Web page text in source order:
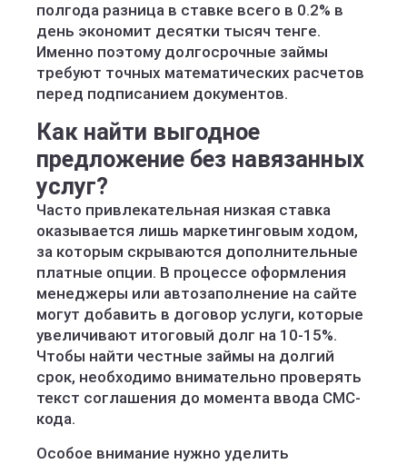
полгода разница в ставке всего в 0.2% в
день экономит десятки тысяч тенге.
Именно поэтому долгосрочные займы
требуют точных математических расчетов
перед подписанием документов.
Как найти выгодное
предложение без навязанных
услуг?
Часто привлекательная низкая ставка
оказывается лишь маркетинговым ходом,
за которым скрываются дополнительные
платные опции. В процессе оформления
менеджеры или автозаполнение на сайте
могут добавить в договор услуги, которые
увеличивают итоговый долг на 10-15%.
Чтобы найти честные займы на долгий
срок, необходимо внимательно проверять
текст соглашения до момента ввода СМС-
кода.
Особое внимание нужно уделить